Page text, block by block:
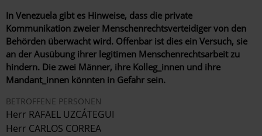
In Venezuela gibt es Hinweise, dass die private
Kommunikation zweier Menschenrechtsverteidiger von den
Behörden überwacht wird. Offenbar ist dies ein Versuch, sie
an der Ausübung ihrer legitimen Menschenrechtsarbeit zu
hindern. Die zwei Männer, ihre Kolleg_innen und ihre
Mandant_innen könnten in Gefahr sein.
BETROFFENE PERSONEN
Herr RAFAEL UZCÁTEGUI
Herr CARLOS CORREA